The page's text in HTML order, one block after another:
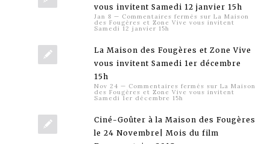
vous invitent Samedi 12 janvier 15h
Jan 8 — Commentaires fermés sur La Maison
des Fougères et Zone Vive vous invitent
Samedi 12 janvier 15h
La Maison des Fougères et Zone Vive
vous invitent Samedi 1er décembre
15h
Nov 24 — Commentaires fermés sur La Maison
des Fougères et Zone Vive vous invitent
Samedi 1er décembre 15h
Ciné-Goûter à la Maison des Fougères
le 24 Novembre| Mois du film